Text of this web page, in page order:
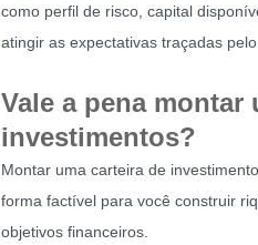
como perfil de risco, capital
atingir as expectativas traçadas
Vale a pena montar
investimentos?
Montar uma carteira de
forma factível para você construir
objetivos financeiros.